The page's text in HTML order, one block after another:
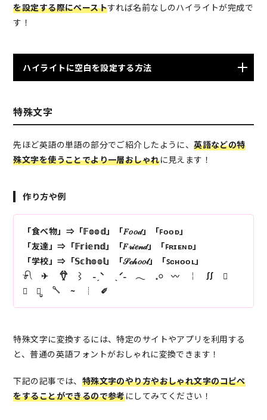
を設定する際にペーストすれば名前なしのハイライトが完成で
す！
ハイライトに空白を設定する方法
任意のストーリーを選択
先ほどの「」の空白文字をコピペ
特殊文字
先ほど英語の単語の部分でご紹介したように、英語などの特
殊文字を使うことでより一層おしゃれに見えます！
作り方や例
「食べ物」⇒「𝔽𝕠𝕠𝕕」「𝐹𝑜𝑜𝒹」「ꜰᴏᴏᴅ」
「友達」⇒「𝔽𝕣𝕚𝕖𝕟𝕕」「𝐹𝓇𝒾𝑒𝓃𝒹」「ꜰʀɪᴇɴᴅ」
「学校」⇒「𝕊𝕔𝕙𝕠𝕠𝕝」「𝒮𝒸𝒽𝑜𝑜𝓁」「ꜱᴄʜᴏᴏʟ」
𓍯 ✈︎ 𓆫 ⌇ ˗ˏˋ ˎˊ˗ 𓂃 𓈒𓏸 〰️ ￤ ∬ ☾
☕︎ ⺣̤̬ 𓌈 ~ ┊︎ ✐
特殊文字に変換するには、特定のサイトやアプリを利用する
と、普通の英語フォントがおしゃれに変換できます！
下記の記事では、 特殊文字のやり方やおしゃれ文字のコピペ
をすることができるので参考にしてみてください！